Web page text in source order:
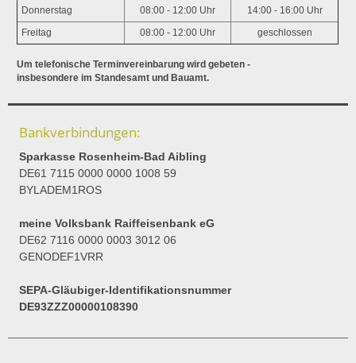
Donnerstag 08:00 - 12:00 Uhr 14:00 - 16:00 Uhr
Freitag 08:00 - 12:00 Uhr geschlossen
Um telefonische Terminvereinbarung wird gebeten -
insbesondere im Standesamt und Bauamt.
Bankverbindungen:
Sparkasse Rosenheim-Bad Aibling
DE61 7115 0000 0000 1008 59
BYLADEM1ROS
meine Volksbank Raiffeisenbank eG
DE62 7116 0000 0003 3012 06
GENODEF1VRR
SEPA-Gläubiger-Identifikationsnummer
DE93ZZZ00000108390